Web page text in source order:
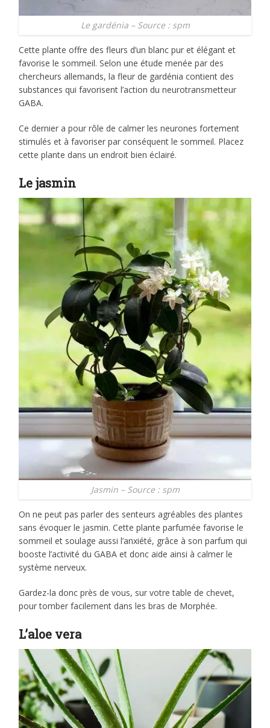
Le gardénia – Source : spm
Cette plante offre des fleurs d’un blanc pur et élégant et
favorise le sommeil. Selon une étude menée par des
chercheurs allemands, la fleur de gardénia contient des
substances qui favorisent l’action du neurotransmetteur
GABA.
Ce dernier a pour rôle de calmer les neurones fortement
stimulés et à favoriser par conséquent le sommeil. Placez
cette plante dans un endroit bien éclairé.
Le jasmin
Jasmin – Source : spm
On ne peut pas parler des senteurs agréables des plantes
sans évoquer le jasmin. Cette plante parfumée favorise le
sommeil et soulage aussi l’anxiété, grâce à son parfum qui
booste l’activité du GABA et donc aide ainsi à calmer le
système nerveux.
Gardez-la donc près de vous, sur votre table de chevet,
pour tomber facilement dans les bras de Morphée.
L’aloe vera